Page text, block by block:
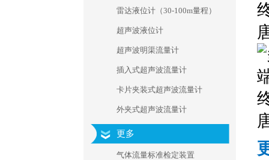
雷达液位计（30-100m量程）
超声波液位计
超声波明渠流量计
插入式超声波流量计
卡片夹装式超声波流量计
外夹式超声波流量计
更多
气体流量标准检定装置